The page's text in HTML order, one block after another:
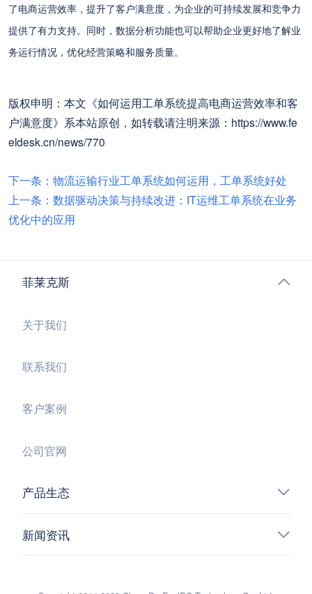
了电商运营效率，提升了客户满意度，为企业的可持续发展和竞争力
提供了有力支持。同时，数据分析功能也可以帮助企业更好地了解业
务运行情况，优化经营策略和服务质量。
版权申明：本文《如何运用工单系统提高电商运营效率和客
户满意度》系本站原创，如转载请注明来源：https://www.fe
eldesk.cn/news/770
下一条：物流运输行业工单系统如何运用，工单系统好处
上一条：数据驱动决策与持续改进：IT运维工单系统在业务
优化中的应用
菲莱克斯
关于我们
联系我们
客户案例
公司官网
产品生态
新闻资讯